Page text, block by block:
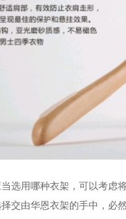
选用哪种衣架，可以考虑
交由华恩衣架的手中，必